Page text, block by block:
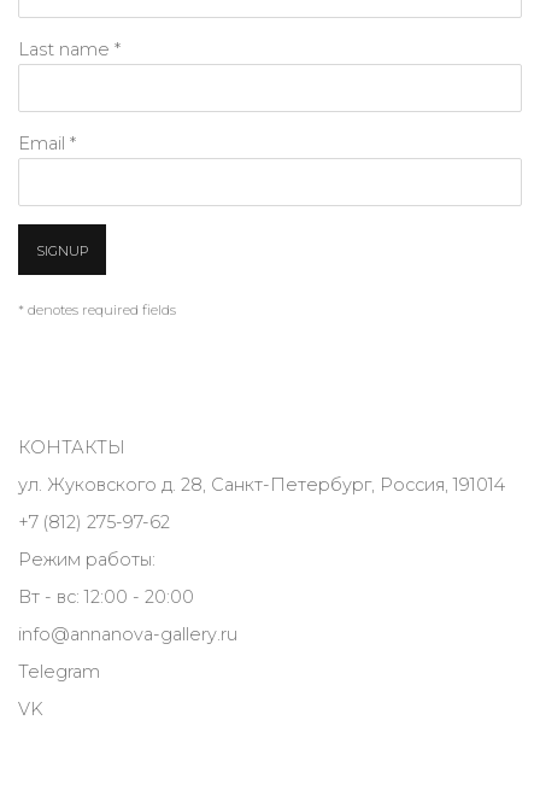
Last name *
Email *
SIGNUP
* denotes required fields
КОНТАКТЫ
ул. Жуковского д. 28, Санкт-Петербург, Россия, 191014
+7 (812) 275-97-62
Режим работы:
Вт - вс: 12:00 - 20:00
info@annanova-gallery.ru
Telegram
VK